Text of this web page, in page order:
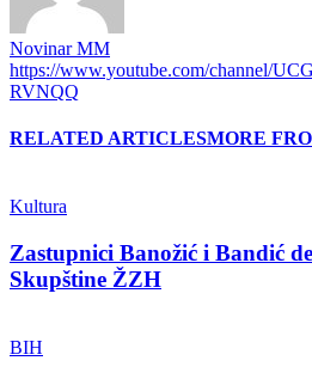
Novinar MM
https://www.youtube.com/channel/
RVNQQ
RELATED ARTICLESMORE
Kultura
Zastupnici Banožić i Bandić
Skupštine ŽZH
BIH